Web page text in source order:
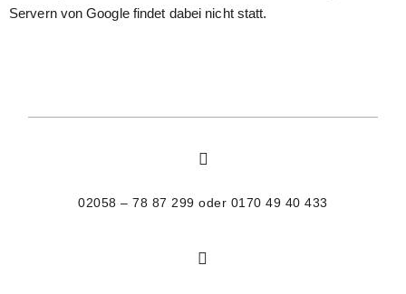
Servern von Google findet dabei nicht statt.
02058 – 78 87 299 oder 0170 49 40 433